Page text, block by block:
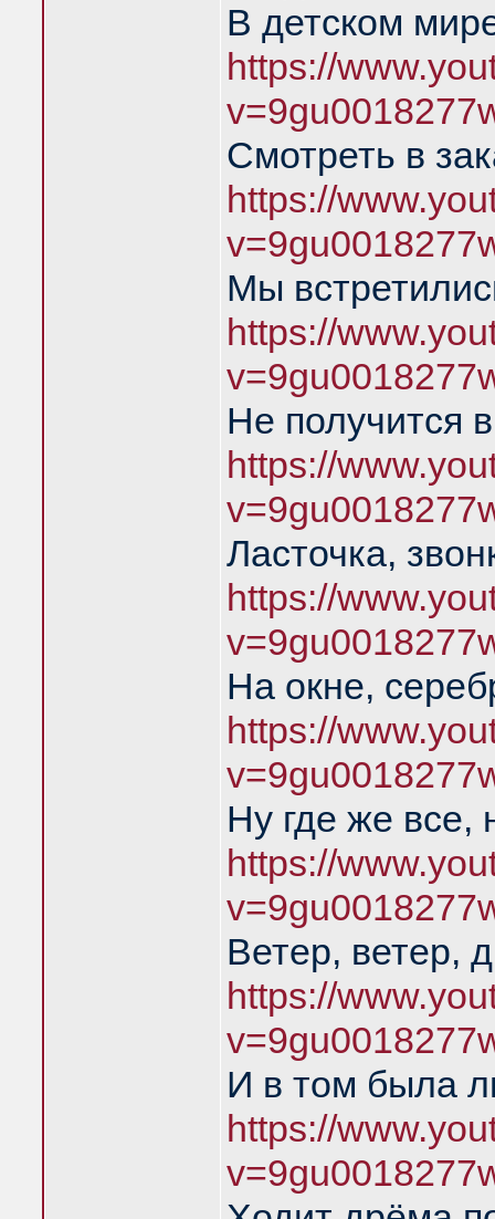
В детском
https://
Смотреть в
https://
Мы
https://
Не получится
https://
Ласточка,
https://
На окне,
https://
Ну где же все,
https://
Ветер, ветер,
https://
И в том была
https://